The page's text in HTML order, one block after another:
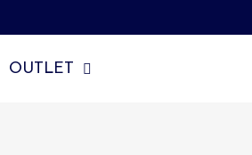
OUTLET